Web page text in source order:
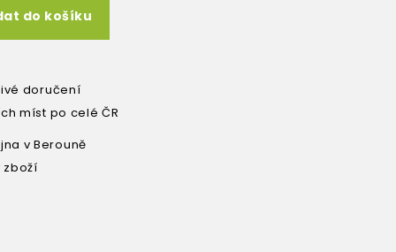
do košíku
doručení
míst po celé ČR
v Berouně
zboží